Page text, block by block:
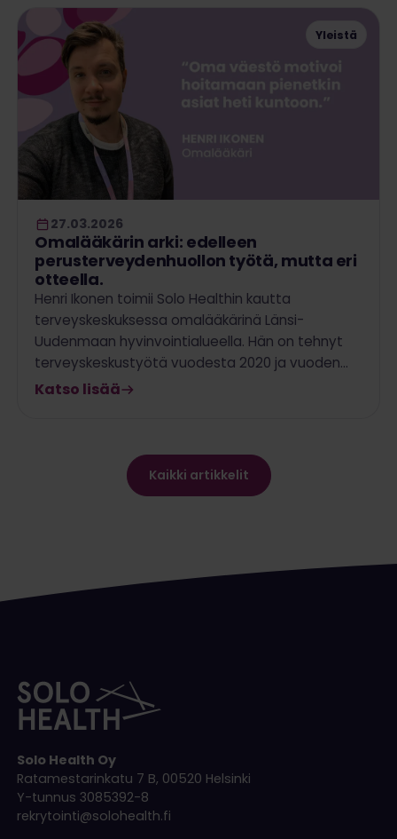
Yleistä
27.03.2026
Omalääkärin arki: edelleen
perusterveydenhuollon työtä, mutta eri
otteella.
Henri Ikonen toimii Solo Healthin kautta
terveyskeskuksessa omalääkärinä Länsi-
Uudenmaan hyvinvointialueella. Hän on tehnyt
terveyskeskustyötä vuodesta 2020 ja vuoden…
Katso lisää
Kaikki artikkelit
Solo Health Oy
Ratamestarinkatu 7 B, 00520 Helsinki
Y-tunnus 3085392-8
rekrytointi@solohealth.fi